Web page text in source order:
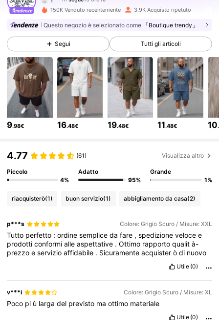
m***i
sta navigando
4.66
4.3K Follower
4.66 4.3K Follower
4.66 4.3K Follower
4.66 4.3K Follower
4.3K Follower
4.66 4.3K Follower
4.66 4.3K Follower
150K Venduto recentemente 3.9K Acquisto ripetuto
Questo negozio è selezionato come 「Boutique trendy」
Segui Tutti gli articoli
9.98€ 16.48€ 19.48€ 11.48€ 10
4.77 (61) Visualizza altro
Piccolo
4%
Adatto
95%
Grande
1%
riacquisterò(1) buon servizio(1) abbigliamento da casa(2)
p***s Colore: Grigio Scuro / Misure: XXL
Tutto perfetto :ordinesemplicedafare ,spedizionevelocee
prodotticonformialleaspettative .Ottimo rapportoqualità-
prezzoeservizioaffidabile . Sicuramenteacquisteròdi nuovo
Utile (0)
v***i Colore: Grigio Scuro / Misure: XL
Poco pi ù largadel previsto maottimo materiale
Utile (0)